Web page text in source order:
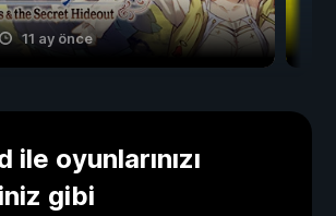
11 ay önce
ile oyunlarınızı
gibi